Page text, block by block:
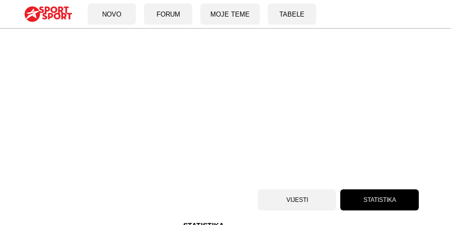
NOVO FORUM MOJE TEME TABELE
VIJESTI STATISTIKA